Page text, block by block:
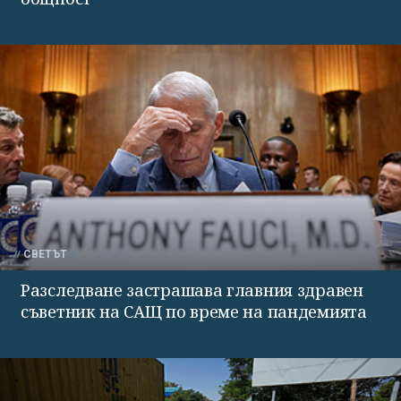
СВЕТЪТ
Разследване застрашава главния здравен
съветник на САЩ по време на пандемията